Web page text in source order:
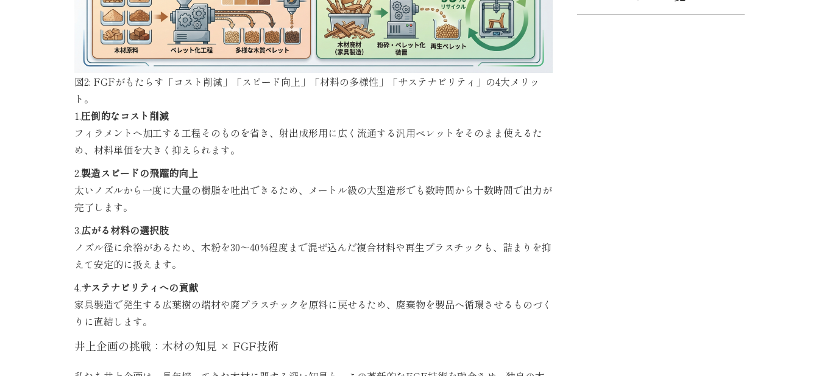
図2: FGFがもたらす「コスト削減」「スピード向上」「材料の多様性」「サステナビリティ」の4大メリッ
ト。
1.圧倒的なコスト削減
フィラメントへ加工する工程そのものを省き、射出成形用に広く流通する汎用ペレットをそのまま使えるた
め、材料単価を大きく抑えられます。
2.製造スピードの飛躍的向上
太いノズルから一度に大量の樹脂を吐出できるため、メートル級の大型造形でも数時間から十数時間で出力が
完了します。
3.広がる材料の選択肢
ノズル径に余裕があるため、木粉を30〜40%程度まで混ぜ込んだ複合材料や再生プラスチックも、詰まりを抑
えて安定的に扱えます。
4.サステナビリティへの貢献
家具製造で発生する広葉樹の端材や廃プラスチックを原料に戻せるため、廃棄物を製品へ循環させるものづく
りに直結します。
井上企画の挑戦：木材の知見 × FGF技術